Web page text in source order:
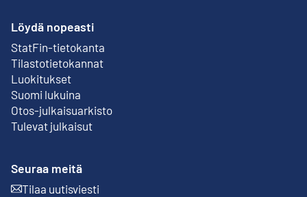
Löydä nopeasti
StatFin-tietokanta
Ulkoinen linkki
Tilastotietokannat
Luokitukset
Suomi lukuina
Otos-julkaisuarkisto
Ulkoinen linkki
Tulevat julkaisut
Seuraa meitä
Tilaa uutisviesti